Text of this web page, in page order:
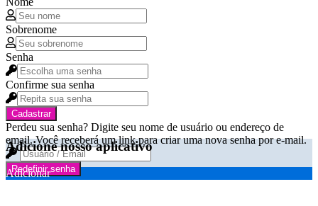
Sobrenome
Senha
Confirme sua senha
Cadastrar
Perdeu sua senha? Digite seu nome de usuário ou endereço de
email. Você receberá um link para criar uma nova senha por e-mail.
Redefinir senha
Adicione nosso aplicativo
Adicionar